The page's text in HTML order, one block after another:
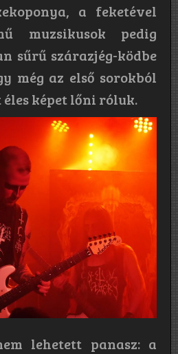
a feketével
muzsikusok pedig
sűrű szárazjég-ködbe
még az első sorokból
képet lőni róluk.
lehetett panasz: a